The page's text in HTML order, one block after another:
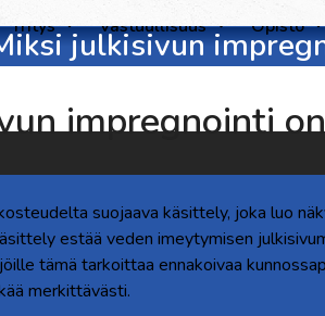
Yritys Vastuullisuus Opisto
julkisivun
impregnointi
suojaava käsittely, joka luo
estää veden imeytymisen
tämä tarkoittaa ennakoivaa
merkittävästi.